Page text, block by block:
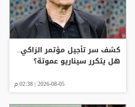
كشف سر تأجيل مؤتمر الزاكي..
هل يتكرر سيناريو عموتة؟
2026-08-05 | 02:38 م